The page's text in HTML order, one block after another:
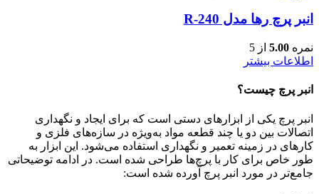
انبر پرچ رها مدل R-240
نمره 5.00 از 5
اطلاعات بیشتر
انبر پرچ چیست؟
انبر پرچ یکی از ابزارهای دستی است که برای ایجاد و نگهداری
اتصالات بین دو یا چند قطعه مواد به‌ویژه در سازه‌های فلزی و
کارهای در زمینه تعمیر و نگهداری استفاده می‌شود. این ابزار به
طور خاص برای کار با پرچ‌ها طراحی شده است. در ادامه توضیحاتی
جامع‌تر در مورد انبر پرچ آورده شده است: